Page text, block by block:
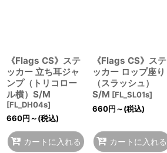
《Flags CS》ステ
ッカー 立ち耳ジャ
ンプ（トリコロー
ル横）S/M
[FL_DH04s]
660円～(税込)
カートに入れる
《Flags CS》ステ
ッカー ロップ座り
（スラッシュ）
S/M [FL_SL01s]
660円～(税込)
カートに入れる